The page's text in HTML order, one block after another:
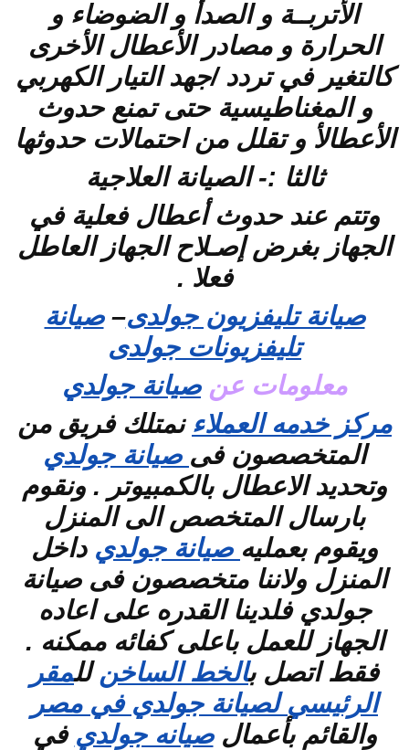
الأتربــة و الصدأ و الضوضاء و
الحرارة و مصادر الأعطال الأخرى
كالتغير في تردد /جهد التيار الكهربي
و المغناطيسية حتى تمنع حدوث
الأعطالأ و تقلل من احتمالات حدوثها
ثالثا :- الصيانة العلاجية
وتتم عند حدوث أعطال فعلية في
الجهاز بغرض إصـلاح الجهاز العاطل
فعلا .
صيانة تليفزيون جولدى–صيانة
تليفزيونات جولدى
معلومات عنصيانة جولدي
مركز خدمه العملاء نمتلك فريق من
المتخصصون فى صيانة جولدي
وتحديد الاعطال بالكمبيوتر . ونقوم
بارسال المتخصص الى المنزل
ويقوم بعمليه صيانة جولدي داخل
المنزل ولاننا متخصصون فى صيانة
جولدي فلدينا القدره على اعاده
الجهاز للعمل باعلى كفائه ممكنه .
فقط اتصل بالخط الساخنللمقر
الرئيسي لصيانة جولدي في مصر
والقائم بأعمالصيانه جولدي في